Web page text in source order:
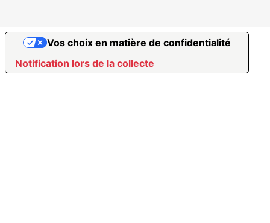
Notification lors de la collecte
Vos choix en matière de confidentialité